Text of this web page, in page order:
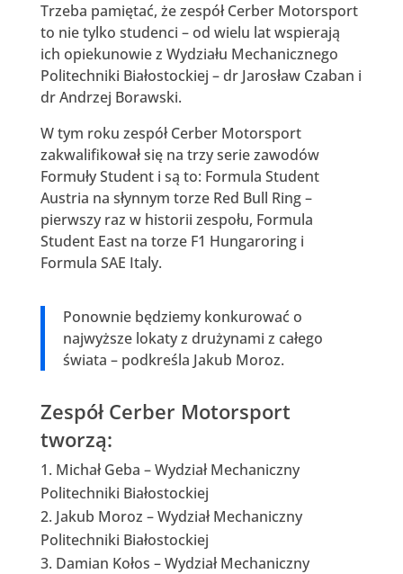
Trzeba pamiętać, że zespół Cerber Motorsport
to nie tylko studenci – od wielu lat wspierają
ich opiekunowie z Wydziału Mechanicznego
Politechniki Białostockiej – dr Jarosław Czaban i
dr Andrzej Borawski.
W tym roku zespół Cerber Motorsport
zakwalifikował się na trzy serie zawodów
Formuły Student i są to: Formula Student
Austria na słynnym torze Red Bull Ring –
pierwszy raz w historii zespołu, Formula
Student East na torze F1 Hungaroring i
Formula SAE Italy.
Ponownie będziemy konkurować o
najwyższe lokaty z drużynami z całego
świata – podkreśla Jakub Moroz.
Zespół Cerber Motorsport
tworzą:
Michał Geba – Wydział Mechaniczny
Politechniki Białostockiej
Jakub Moroz – Wydział Mechaniczny
Politechniki Białostockiej
Damian Kołos – Wydział Mechaniczny